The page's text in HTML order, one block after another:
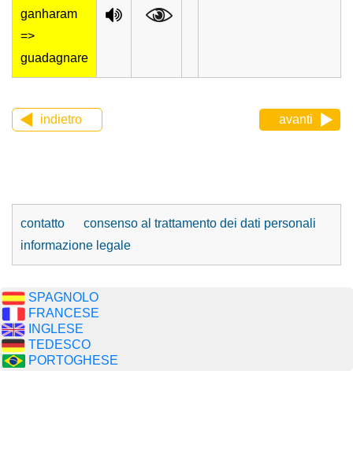
ganharam
=>
guadagnare
indietro avanti
contatto
consenso al trattamento dei dati personali
informazione legale
SPAGNOLO
FRANCESE
INGLESE
TEDESCO
PORTOGHESE